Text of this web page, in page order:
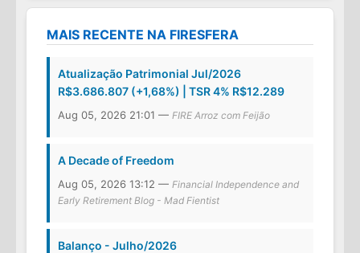
MAIS RECENTE NA FIRESFERA
Atualização Patrimonial Jul/2026
R$3.686.807 (+1,68%) | TSR 4% R$12.289
Aug 05, 2026 21:01 — FIRE Arroz com Feijão
A Decade of Freedom
Aug 05, 2026 13:12 — Financial Independence and
Early Retirement Blog - Mad Fientist
Balanço - Julho/2026